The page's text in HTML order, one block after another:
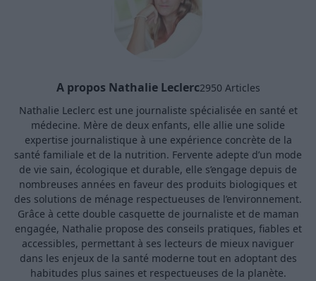
A propos Nathalie Leclerc2950 Articles
Nathalie Leclerc est une journaliste spécialisée en santé et
médecine. Mère de deux enfants, elle allie une solide
expertise journalistique à une expérience concrète de la
santé familiale et de la nutrition. Fervente adepte d’un mode
de vie sain, écologique et durable, elle s’engage depuis de
nombreuses années en faveur des produits biologiques et
des solutions de ménage respectueuses de l’environnement.
Grâce à cette double casquette de journaliste et de maman
engagée, Nathalie propose des conseils pratiques, fiables et
accessibles, permettant à ses lecteurs de mieux naviguer
dans les enjeux de la santé moderne tout en adoptant des
habitudes plus saines et respectueuses de la planète.